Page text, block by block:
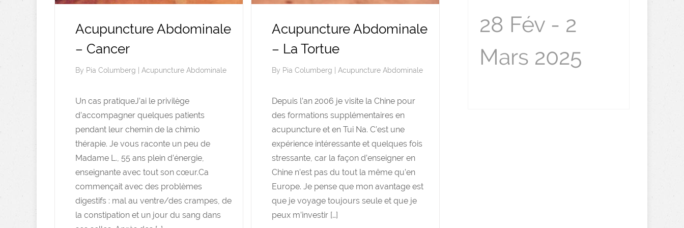
Acupuncture Abdominale
– Cancer
By Pia Columberg Acupuncture Abdominale
Un cas pratiqueJ’ai le privilège
d’accompagner quelques patients
pendant leur chemin de la chimio
thérapie. Je vous raconte un peu de
Madame L., 55 ans plein d’énergie,
enseignante avec tout son cœur.Ca
commençait avec des problèmes
digestifs : mal au ventre/des crampes, de
la constipation et un jour du sang dans
Acupuncture Abdominale
– La Tortue
By Pia Columberg Acupuncture Abdominale
Depuis l’an 2006 je visite la Chine pour
des formations supplémentaires en
acupuncture et en Tui Na. C’est une
expérience intéressante et quelques fois
stressante, car la façon d’enseigner en
Chine n’est pas du tout la même qu’en
Europe. Je pense que mon avantage est
que je voyage toujours seule et que je
peux m’investir […]
28 Fév - 2
Mars 2025